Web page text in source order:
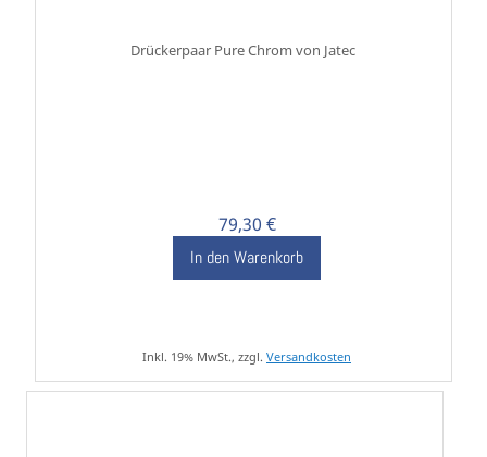
Drückerpaar Pure Chrom von Jatec
79,30 €
In den Warenkorb
Inkl. 19% MwSt., zzgl. Versandkosten